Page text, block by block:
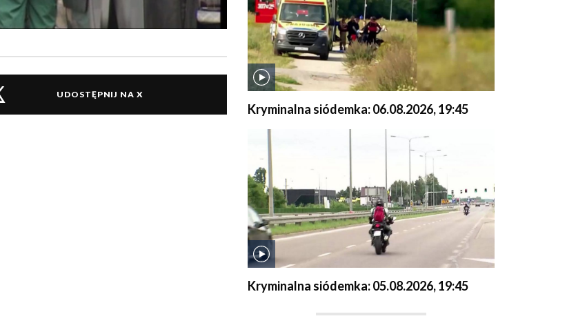
UDOSTĘPNIJ NA X
Kryminalna siódemka: 06.08.2026, 19:45
Kryminalna siódemka: 05.08.2026, 19:45